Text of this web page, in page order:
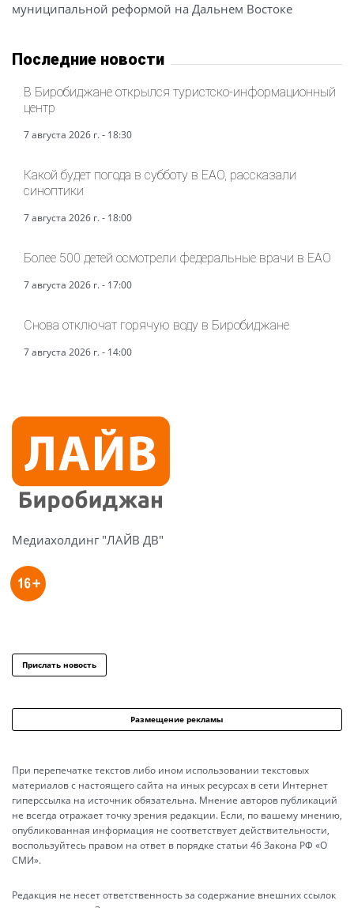
муниципальной реформой на Дальнем Востоке
Последние новости
В Биробиджане открылся туристско-информационный
центр
7 августа 2026 г. - 18:30
Какой будет погода в субботу в ЕАО, рассказали
синоптики
7 августа 2026 г. - 18:00
Более 500 детей осмотрели федеральные врачи в ЕАО
7 августа 2026 г. - 17:00
Снова отключат горячую воду в Биробиджане
7 августа 2026 г. - 14:00
Медиахолдинг "ЛАЙВ ДВ"
Прислать новость
Размещение рекламы
При перепечатке текстов либо ином использовании текстовых
материалов с настоящего сайта на иных ресурсах в сети Интернет
гиперссылка на источник обязательна. Мнение авторов публикаций
не всегда отражает точку зрения редакции. Если, по вашему мнению,
опубликованная информация не соответствует действительности,
воспользуйтесь правом на ответ в порядке статьи 46 Закона РФ «О
СМИ».
Редакция не несет ответственность за содержание внешних ссылок